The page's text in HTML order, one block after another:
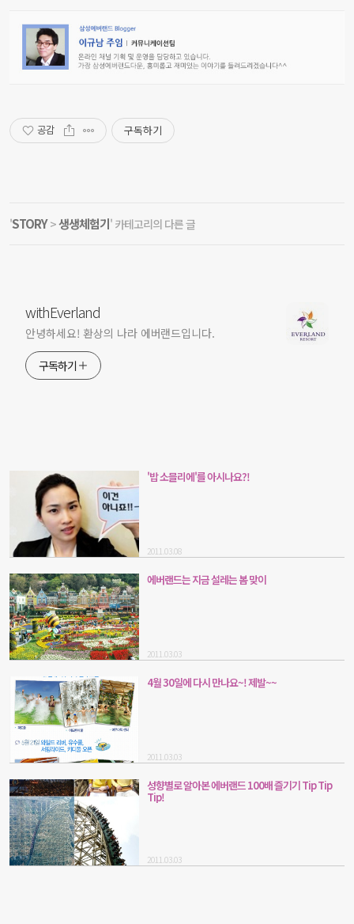
공감 구독하기
'STORY>생생체험기' 카테고리의 다른 글
withEverland
안녕하세요! 환상의 나라 에버랜드입니다.
구독하기
'밥 소믈리에'를 아시나요?!
2011.03.08
에버랜드는 지금 설레는 봄 맞이
2011.03.03
4월 30일에 다시 만나요~! 제발~~
2011.03.03
성향별로 알아본 에버랜드 100배 즐기기 Tip Tip
Tip!
2011.03.03